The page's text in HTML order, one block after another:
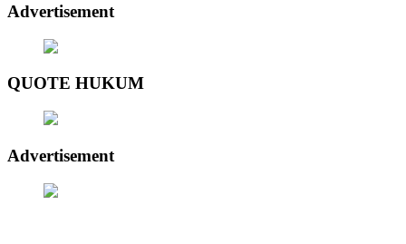
Advertisement
QUOTE HUKUM
Advertisement